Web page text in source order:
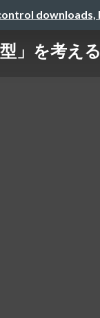
downloads,
を考える